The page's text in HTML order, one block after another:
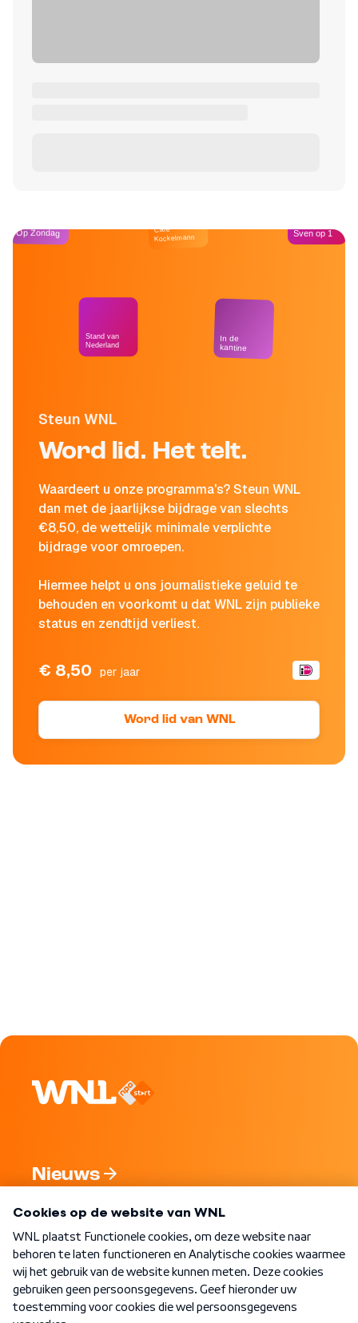
Steun WNL
Word lid. Het telt.
Waardeert u onze programma's? Steun WNL
dan met de jaarlijkse bijdrage van slechts
€8,50, de wettelijk minimale verplichte
bijdrage voor omroepen.
Hiermee helpt u ons journalistieke geluid te
behouden en voorkomt u dat WNL zijn publieke
status en zendtijd verliest.
€ 8,50 per jaar
Word lid van WNL
Op Zondag
Stand van
Nederland
Café
Kockelmann
In de
kantine
Sven op 1
Nieuws
Nieuwsbrief
Word Lid